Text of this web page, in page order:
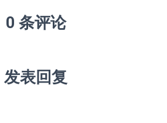
0 条评论
发表回复